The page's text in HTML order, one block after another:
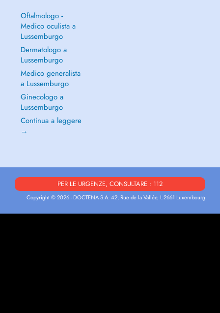
Oftalmologo -
Medico oculista a
Lussemburgo
Dermatologo a
Lussemburgo
Medico generalista
a Lussemburgo
Ginecologo a
Lussemburgo
Continua a leggere
→
PER LE URGENZE, CONSULTARE : 112
Copyright © 2026 - DOCTENA S.A. 42, Rue de la Vallée, L-2661 Luxembourg